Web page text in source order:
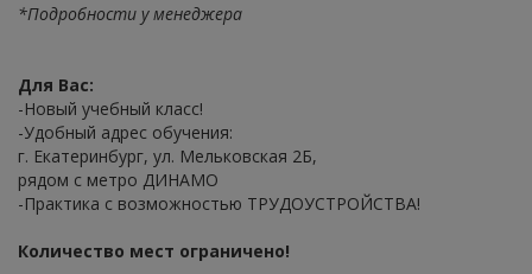
*Подробности у менеджера
Для Вас:
-Новый учебный класс!
-Удобный адрес обучения:
г. Екатеринбург, ул. Мельковская 2Б,
рядом с метро ДИНАМО
-Практика с возможностью ТРУДОУСТРОЙСТВА!
Количество мест ограничено!